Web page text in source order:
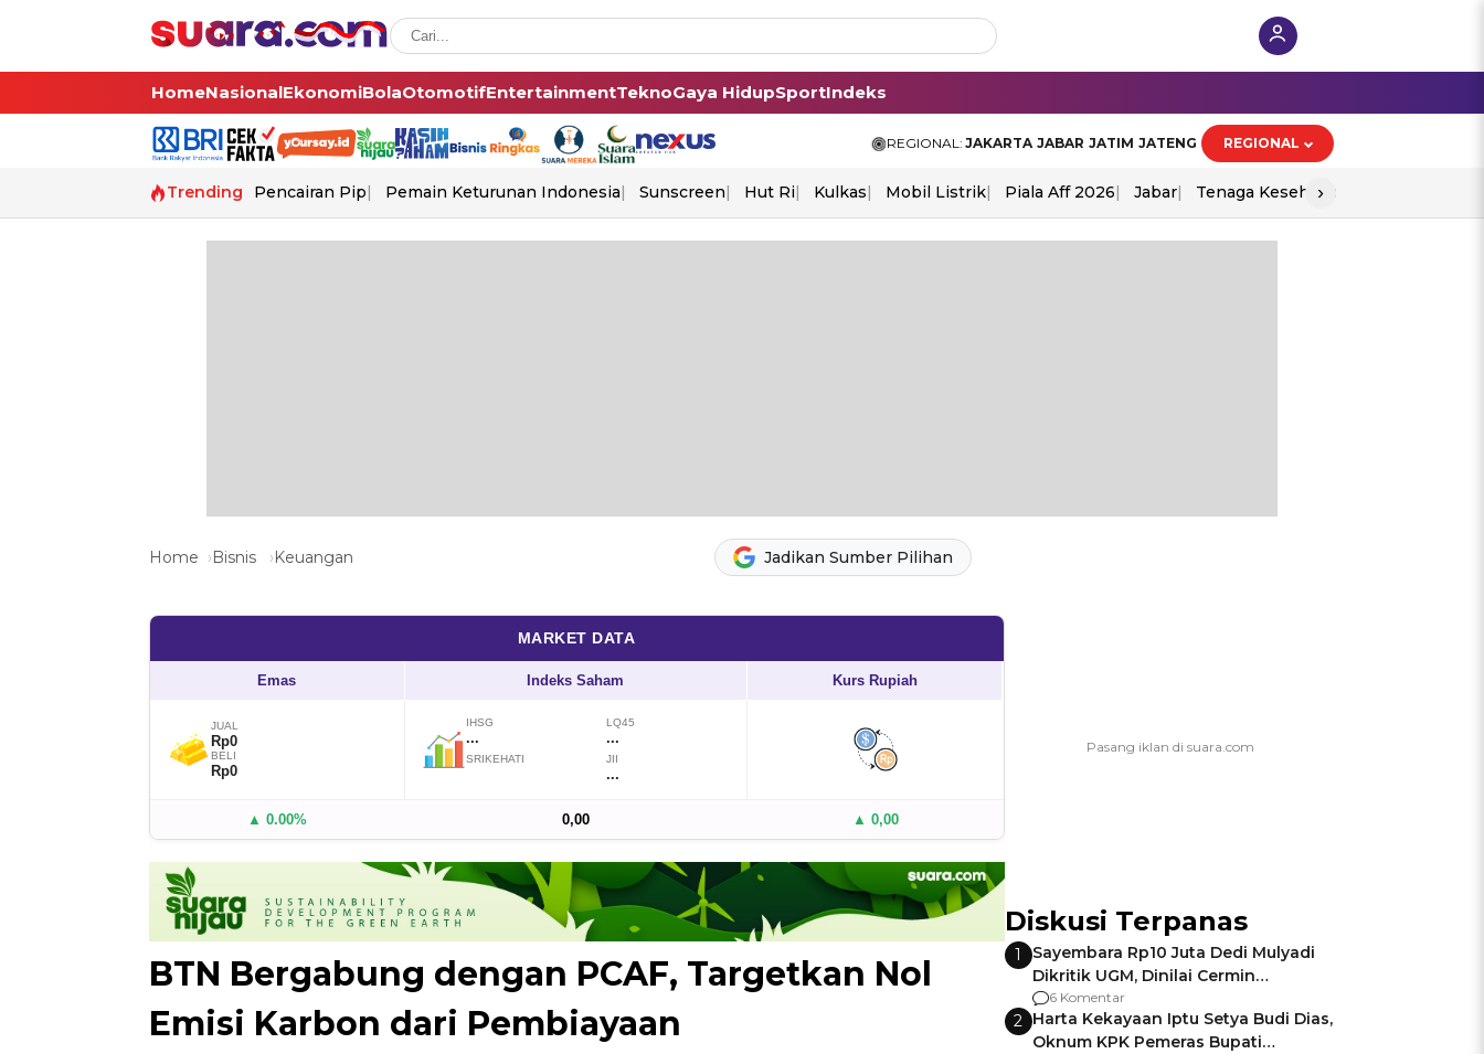
HomeNasionalEkonomiBolaOtomotifEntertainmentTeknoGaya HidupSportIndeks
REGIONAL: JAKARTA JABAR JATIM JATENG REGIONAL
Trending Pencairan Pip Pemain Keturunan Indonesia Sunscreen Hut Ri Kulkas Mobil Listrik Piala Aff 2026 Jabar Tenaga Kesehatan
›
Home Bisnis Keuangan Jadikan Sumber Pilihan
MARKET DATA
Emas Indeks Saham Kurs Rupiah
JUAL
Rp0
BELI
Rp0
IHSG
...
LQ45
...
SRIKEHATI JII
...
▲ 0.00% 0,00 ▲ 0,00
BTN Bergabung dengan PCAF, Targetkan Nol
Emisi Karbon dari Pembiayaan
Diskusi Terpanas
1
Sayembara Rp10 Juta Dedi Mulyadi
Dikritik UGM, Dinilai Cermin
Gagalnya Negara Jamin Keamanan
6 Komentar
2 Harta Kekayaan Iptu Setya Budi Dias,
Oknum KPK Pemeras Bupati